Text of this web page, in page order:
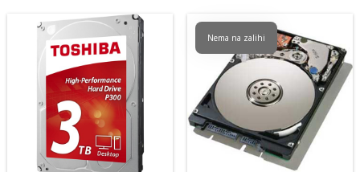
Gaming i zabava
Mrežna oprema
Foto, video i oprema
Baterije i punjači
Kablovi i adapteri
Mobiteli i oprema
Nema na zalihi